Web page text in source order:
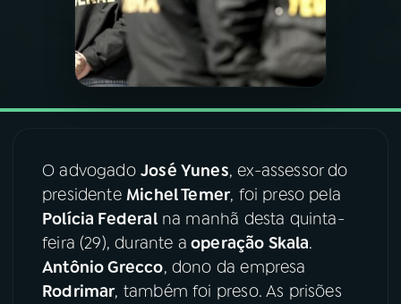
PODCASTS
06VIDEOCASTS
07ÚLTIMAS
08FESTIVAL DE MÚSICA
ACOMPANHE A RÁDIO NACIONAL
O advogado José Yunes, ex-assessor do
presidente Michel Temer, foi preso pela
Polícia Federalna manhã desta quinta-
feira (29), durante a operação Skala.
Antônio Grecco, dono da empresa
Rodrimar, também foi preso. As prisões